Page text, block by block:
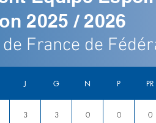
2025 / 2026
France de
J G N P PR
3 3 0 0 0